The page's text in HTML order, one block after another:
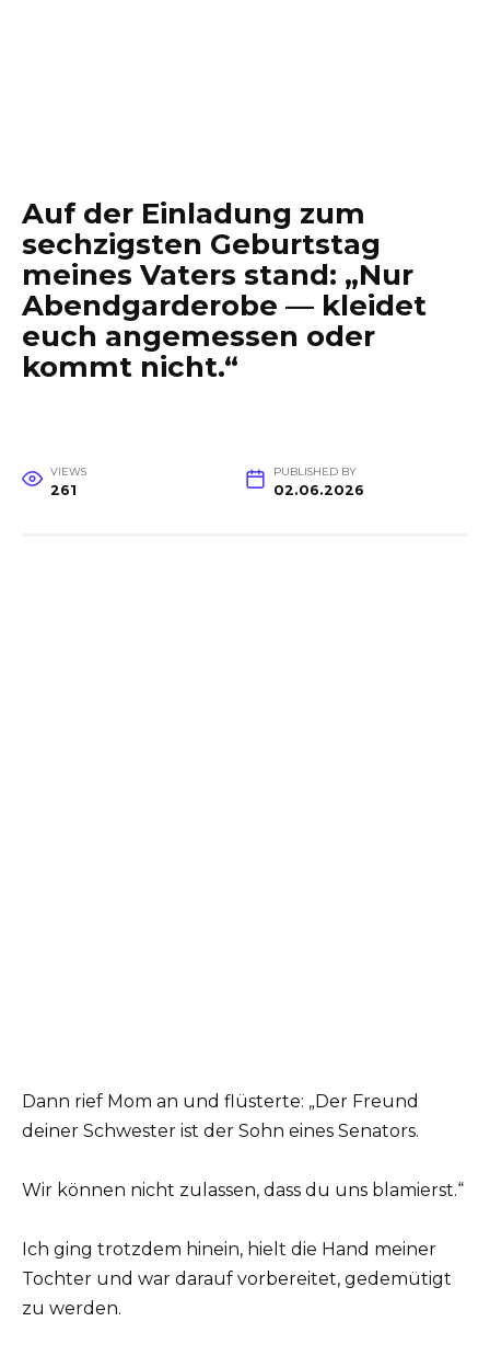
Auf der Einladung zum
sechzigsten Geburtstag
meines Vaters stand: „Nur
Abendgarderobe — kleidet
euch angemessen oder
kommt nicht.“
VIEWS
261
PUBLISHED BY
02.06.2026
Dann rief Mom an und flüsterte: „Der Freund
deiner Schwester ist der Sohn eines Senators.
Wir können nicht zulassen, dass du uns blamierst.“
Ich ging trotzdem hinein, hielt die Hand meiner
Tochter und war darauf vorbereitet, gedemütigt
zu werden.